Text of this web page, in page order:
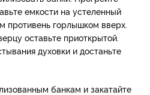
емкости на устеленный
противень горлышком вверх.
оставьте приоткрытой.
духовки и достаньте
банкам и закатайте